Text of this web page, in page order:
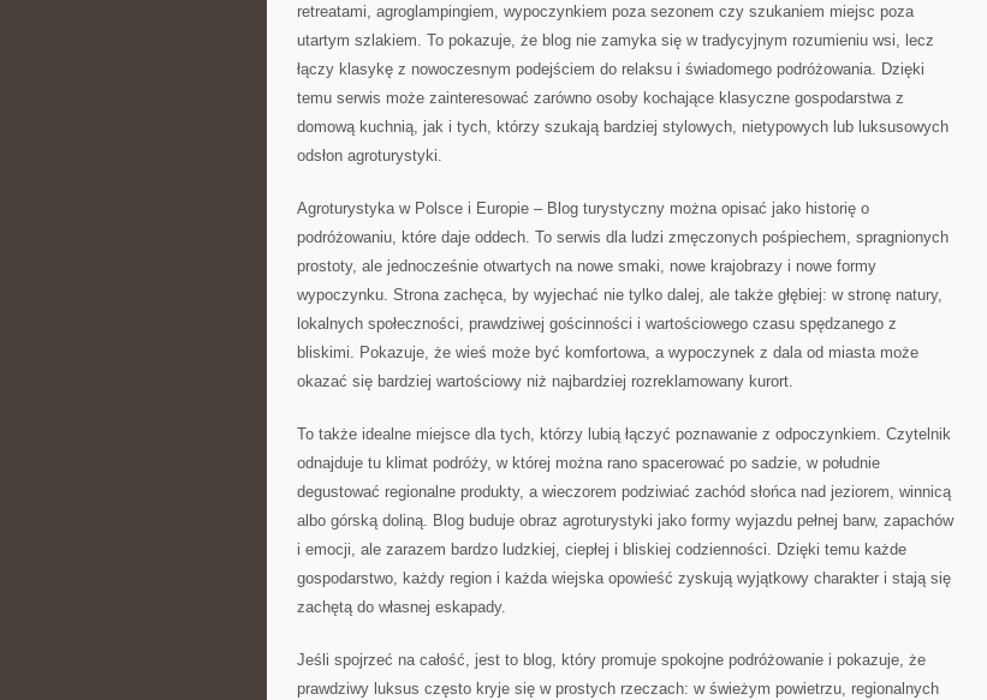
retreatami, agroglampingiem, wypoczynkiem poza sezonem czy szukaniem miejsc poza
utartym szlakiem. To pokazuje, że blog nie zamyka się w tradycyjnym rozumieniu wsi, lecz
łączy klasykę z nowoczesnym podejściem do relaksu i świadomego podróżowania. Dzięki
temu serwis może zainteresować zarówno osoby kochające klasyczne gospodarstwa z
domową kuchnią, jak i tych, którzy szukają bardziej stylowych, nietypowych lub luksusowych
odsłon agroturystyki.
Agroturystyka w Polsce i Europie – Blog turystyczny można opisać jako historię o
podróżowaniu, które daje oddech. To serwis dla ludzi zmęczonych pośpiechem, spragnionych
prostoty, ale jednocześnie otwartych na nowe smaki, nowe krajobrazy i nowe formy
wypoczynku. Strona zachęca, by wyjechać nie tylko dalej, ale także głębiej: w stronę natury,
lokalnych społeczności, prawdziwej gościnności i wartościowego czasu spędzanego z
bliskimi. Pokazuje, że wieś może być komfortowa, a wypoczynek z dala od miasta może
okazać się bardziej wartościowy niż najbardziej rozreklamowany kurort.
To także idealne miejsce dla tych, którzy lubią łączyć poznawanie z odpoczynkiem. Czytelnik
odnajduje tu klimat podróży, w której można rano spacerować po sadzie, w południe
degustować regionalne produkty, a wieczorem podziwiać zachód słońca nad jeziorem, winnicą
albo górską doliną. Blog buduje obraz agroturystyki jako formy wyjazdu pełnej barw, zapachów
i emocji, ale zarazem bardzo ludzkiej, ciepłej i bliskiej codzienności. Dzięki temu każde
gospodarstwo, każdy region i każda wiejska opowieść zyskują wyjątkowy charakter i stają się
zachętą do własnej eskapady.
Jeśli spojrzeć na całość, jest to blog, który promuje spokojne podróżowanie i pokazuje, że
prawdziwy luksus często kryje się w prostych rzeczach: w świeżym powietrzu, regionalnych